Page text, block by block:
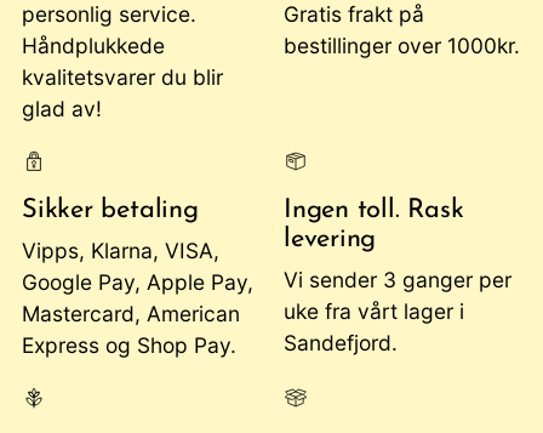
personlig service.
Håndplukkede
kvalitetsvarer du blir
glad av!
Gratis frakt på
bestillinger over 1000kr.
Sikker betaling
Vipps, Klarna, VISA,
Google Pay, Apple Pay,
Mastercard, American
Express og Shop Pay.
Ingen toll. Rask
levering
Vi sender 3 ganger per
uke fra vårt lager i
Sandefjord.